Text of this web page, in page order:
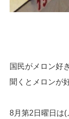
国民がメロン好
聞くとメロンが
8月第2日曜日は